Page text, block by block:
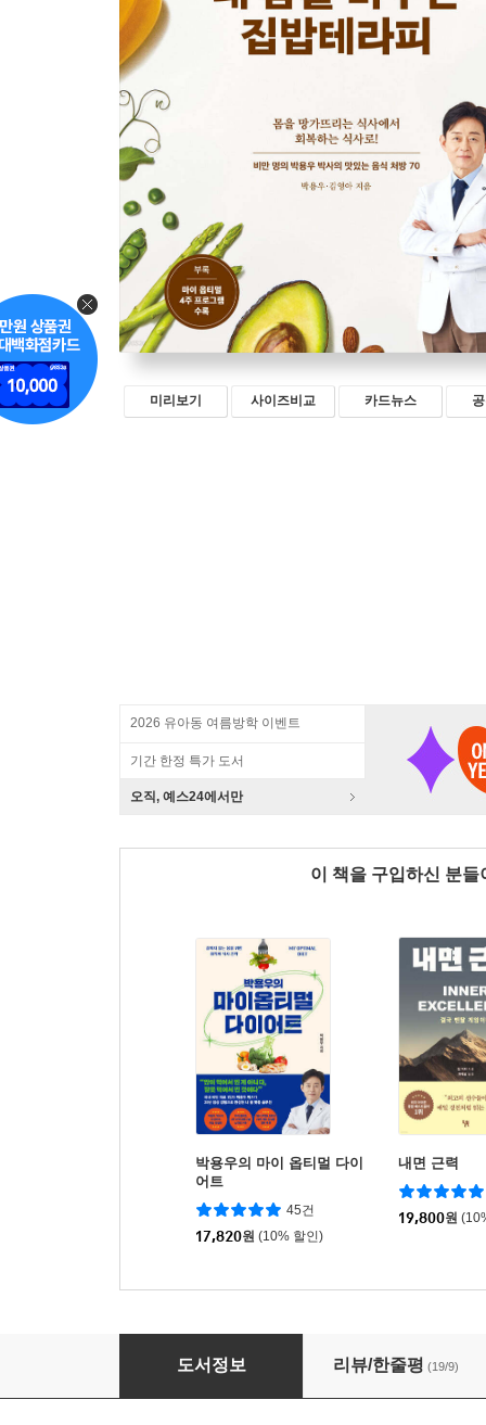
미리보기 사이즈비교 카드뉴스
2026 유아동 여름방학 이벤트
기간 한정 특가 도서
오직, 예스24에서만
이 책을 구입하신 분
박용우의 마이 옵티멀 다이
어트
45건
17,820원 (10% 할인)
내면 근력
19,800원
내 몸을 바꾸는 집밥테라피
도서정보 리뷰/한줄평 (19/9)